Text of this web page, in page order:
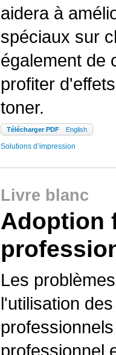
aidera à
spéciaux sur
également de
profiter
toner.
Télécharger PDF English
Solutions d’impression
Livre blanc
Adoption
Les
l'utilisation
professionnel